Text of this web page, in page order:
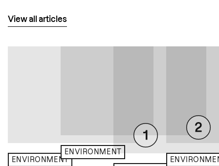
View all articles
ENVIRONMENT
ENVIRONMENT